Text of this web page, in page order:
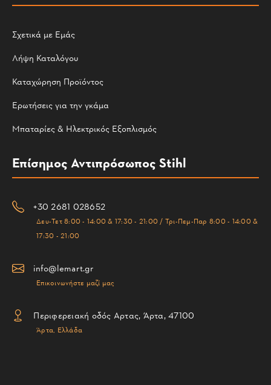
Σχετικά με Εμάς
Λήψη Καταλόγου
Καταχώρηση Προϊόντος
Ερωτήσεις για την γκάμα
Μπαταρίες & Ηλεκτρικός Εξοπλισμός
Επίσημος Αντιπρόσωπος Stihl
+30 2681 028652
Δευ-Τετ 8:00 - 14:00 & 17:30 - 21:00 / Τρι-Πεμ-Παρ 8:00 - 14:00 &
17:30 - 21:00
info@lemart.gr
Επικοινωνήστε μαζί μας
Περιφερειακή οδός Αρτας, Άρτα, 47100
Άρτα, Ελλάδα